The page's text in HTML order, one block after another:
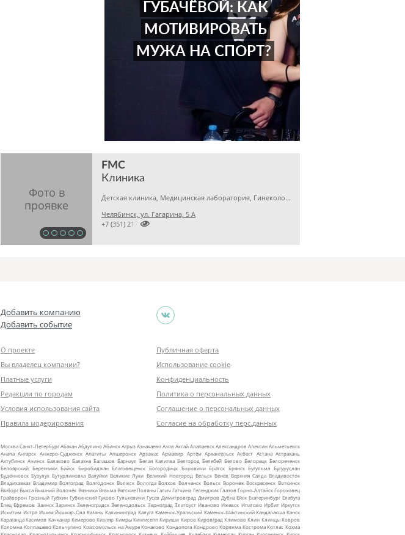
ГУБАЧЁВОЙ: КАК
МОТИВИРОВАТЬ
МУЖА НА СПОРТ?
FMC
Клиника
Детская клиника, Медицинская лаборатория, Гинекология
Челябинск, ул. Гагарина, 5 А

+7 (351) 2173679
Добавить компанию
Добавить событие
О проекте
Вы владелец компании?
Платные услуги
Редакции по городам
Условия использования сайта
Правила модерирования
Публичная оферта
Использование cookie
Конфиденциальность
Политика о персональных данных
Соглашение о персональных данных
Согласие на обработку перс.данных
МоскваСанкт‑ПетербургАбаканАбдулиноАбинскАгрызАзнакаевоАзовАксайАлапаевскАлександровАлексинАльметьевск
Анапа Ангарск Анжеро‑Судженск Апатиты Апшеронск Арзамас Армавир Артём Архангельск Асбест Астана Астрахань
Ахтубинск Ачинск Балаково Балахна Балашов Барнаул Белая Калитва Белгород Белебей Белово Белорецк Белореченск
Белоярский Березники Бийск Биробиджан Благовещенск Богородицк Боровичи Братск Брянск Бугульма Бугуруслан
Будённовск Бузулук Бутурлиновка Валуйки Великие Луки Великий Новгород Вельск Венёв Верхняя Салда Владивосток
Владикавказ Владимир Волгоград Волгодонск Волжск Вологда Волхов Волчанск Вольск Воронеж Воскресенск Воткинск
ВыборгВыкса Вышний Волочёк Вязники Вязьма Вятские Поляны Галич Гатчина Геленджик Глазов Горно‑АлтайскГороховец
Грайворон Грозный Губкин Губкинский Гуково Гулькевичи Гусев Димитровград Дмитров Дубна Ейск Екатеринбург Елабуга
Елец Ефремов Заинск Заринск Зеленоградск Зеленодольск Зерноград Златоуст Иваново Ижевск Ипатово Ирбит Иркутск
Искитим Истра Ишим Йошкар‑Ола Казань Калининград Калуга Каменск‑Уральский Каменск‑Шахтинский Кандалакша Канск
Караганда Касимов Качканар Кемерово Кизляр Кимры Кингисепп Кириши Киров Кировград Климово Клин Клинцы Ковров
Коломна Колпашево Кольчугино Комсомольск‑на‑Амуре Конаково Кондопога Кондрово Коряжма Кострома Котлас Кохма